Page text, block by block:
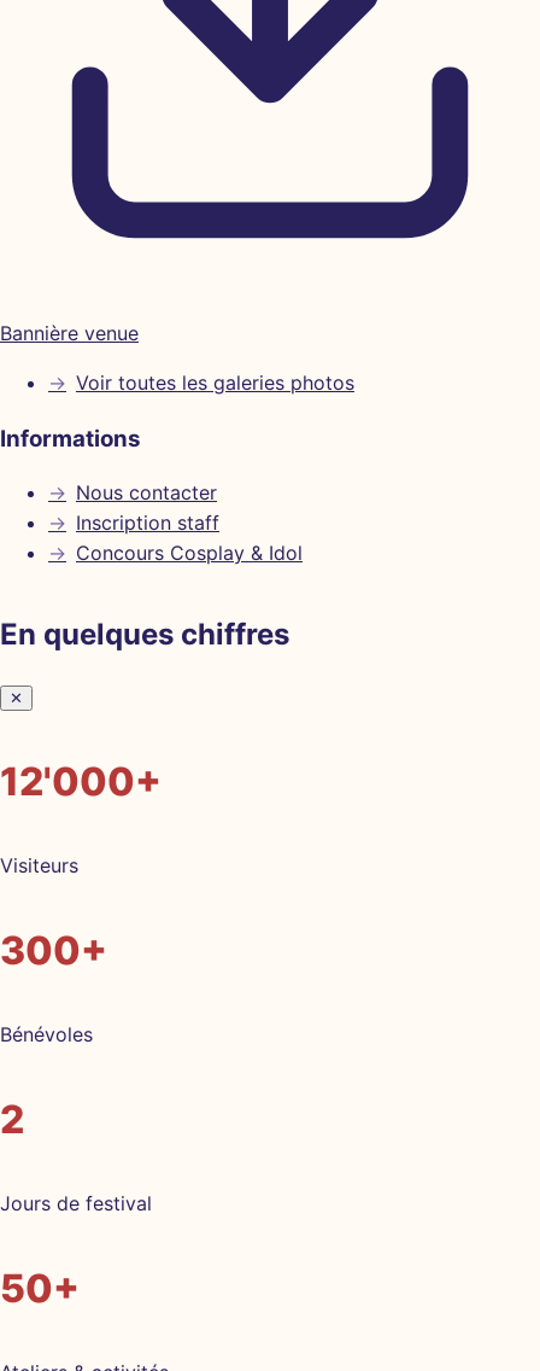
Bannière venue
→ Voir toutes les galeries photos
Informations
→ Nous contacter
→ Inscription staff
→ Concours Cosplay & Idol
En quelques chiffres
✕
12'000+
Visiteurs
300+
Bénévoles
2
Jours de festival
50+